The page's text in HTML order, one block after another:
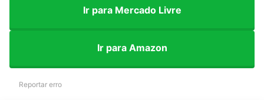
Ir para Mercado Livre
Ir para Amazon
Reportar erro